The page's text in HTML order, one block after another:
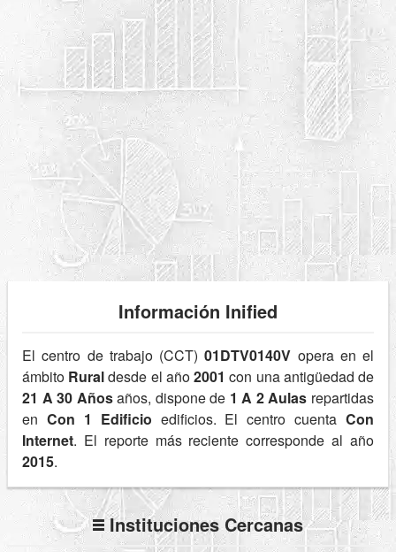
Información Inified
El centro de trabajo (CCT)01DTV0140V opera en el
ámbito Ruraldesde el año2001 con una antigüedad de
21 A 30 Añosaños, dispone de 1 A 2 Aulas repartidas
en Con 1 Edificio edificios. El centro cuenta Con
Internet. El reporte más reciente corresponde al año
2015.
Instituciones Cercanas